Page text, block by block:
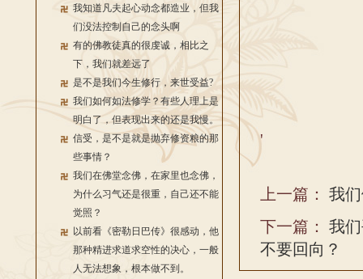
我知道凡夫起心动念都造业，但我
们没法控制自己的念头啊
有的佛教徒真的很虔诚，相比之
下，我们就差远了
是不是我们今生修行，来世受益?
我们如何如法修学？有些人理上是
明白了，但表现出来的还是我慢。
信受，是不是就是抛弃修资粮的那
些事情？
我们在佛堂念佛，在家里也念佛，
为什么习气还是很重，自己还不能
觉照？
以前看《密勒日巴传》很感动，他
那种精进求道求空性的决心，一般
人无法想象，根本做不到。
'
上一篇： 我
下一篇： 我
不要回向？